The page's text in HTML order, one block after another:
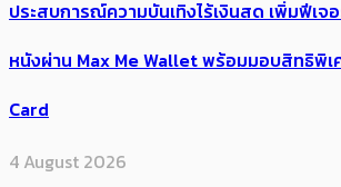
ประสบการณ์ความบันเทิงไร้เงินสด เพิ่มฟีเจ
หนังผ่าน Max Me Wallet พร้อมมอบสิทธิพิ
Card
4 August 2026